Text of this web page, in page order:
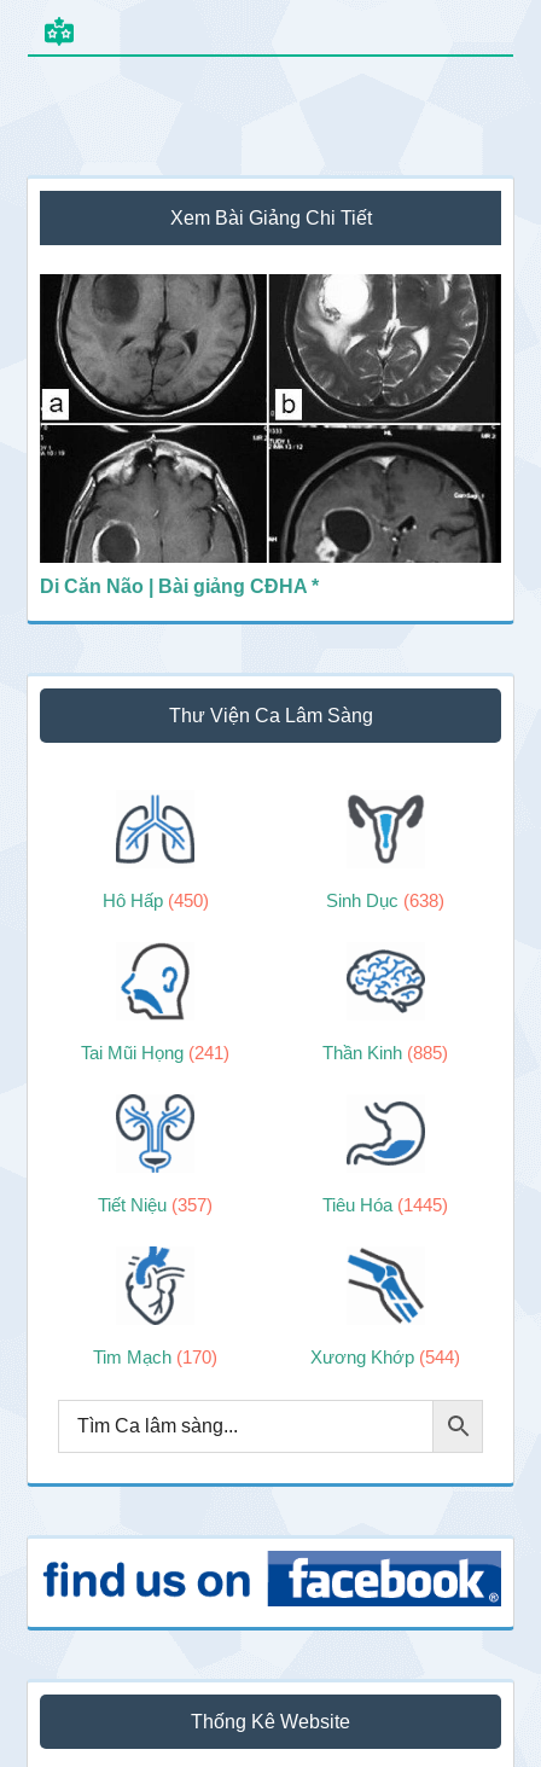
Sidebar
chính
Xem Bài Giảng Chi Tiết
Di Căn Não | Bài giảng CĐHA *
Thư Viện Ca Lâm Sàng
Hô Hấp (450) Sinh Dục (638)
Tai Mũi Họng (241) Thần Kinh (885)
Tiết Niệu (357) Tiêu Hóa (1445)
Tim Mạch (170) Xương Khớp (544)
Thống Kê Website